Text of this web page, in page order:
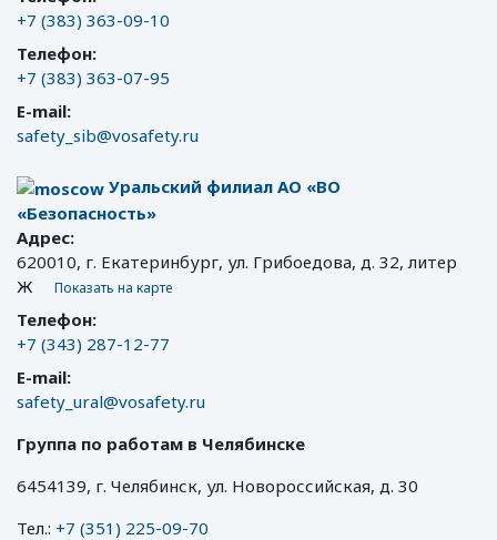
+7 (383) 363-09-10
Телефон:
+7 (383) 363-07-95
E-mail:
safety_sib@vosafety.ru
Уральский филиал АО «ВО
«Безопасность»
Адрес:
620010, г. Екатеринбург, ул. Грибоедова, д. 32, литер
Ж
Показать на карте
Телефон:
+7 (343) 287-12-77
E-mail:
safety_ural@vosafety.ru
Группа по работам в Челябинске
6454139, г. Челябинск, ул. Новороссийская, д. 30
Тел.: +7 (351) 225-09-70